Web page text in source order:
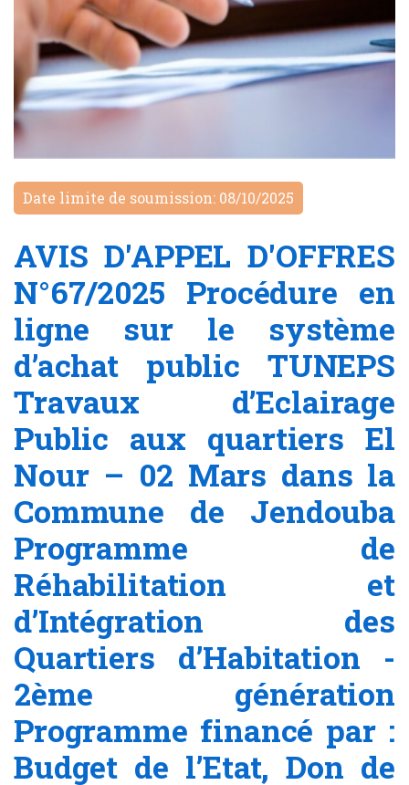
Date limite de soumission: 08/10/2025
AVIS D'APPEL D'OFFRES
N°67/2025 Procédure en
ligne sur le système
d’achat public TUNEPS
Travaux d’Eclairage
Public aux quartiers El
Nour – 02 Mars dans la
Commune de Jendouba
Programme de
Réhabilitation et
d’Intégration des
Quartiers d’Habitation -
2ème génération
Programme financé par :
Budget de l’Etat, Don de